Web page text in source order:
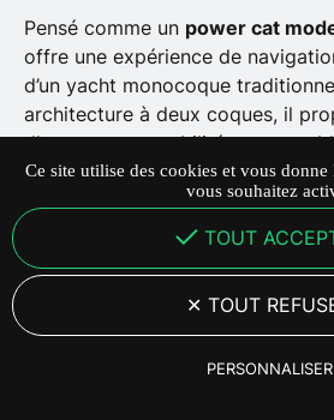
Pensé comme un power cat
offre une expérience de
d’un yacht monocoque
architecture à deux coques, il
d’espace, une stabilité
fluide à bord.
Le résultat : un bateau conçu
pleinement de la mer, que ce soit
journée, un week-end côtier ou
Ce site utilise des cookies et vous
vous souhaitez
TOUT
TOUT
PERSONNALISER